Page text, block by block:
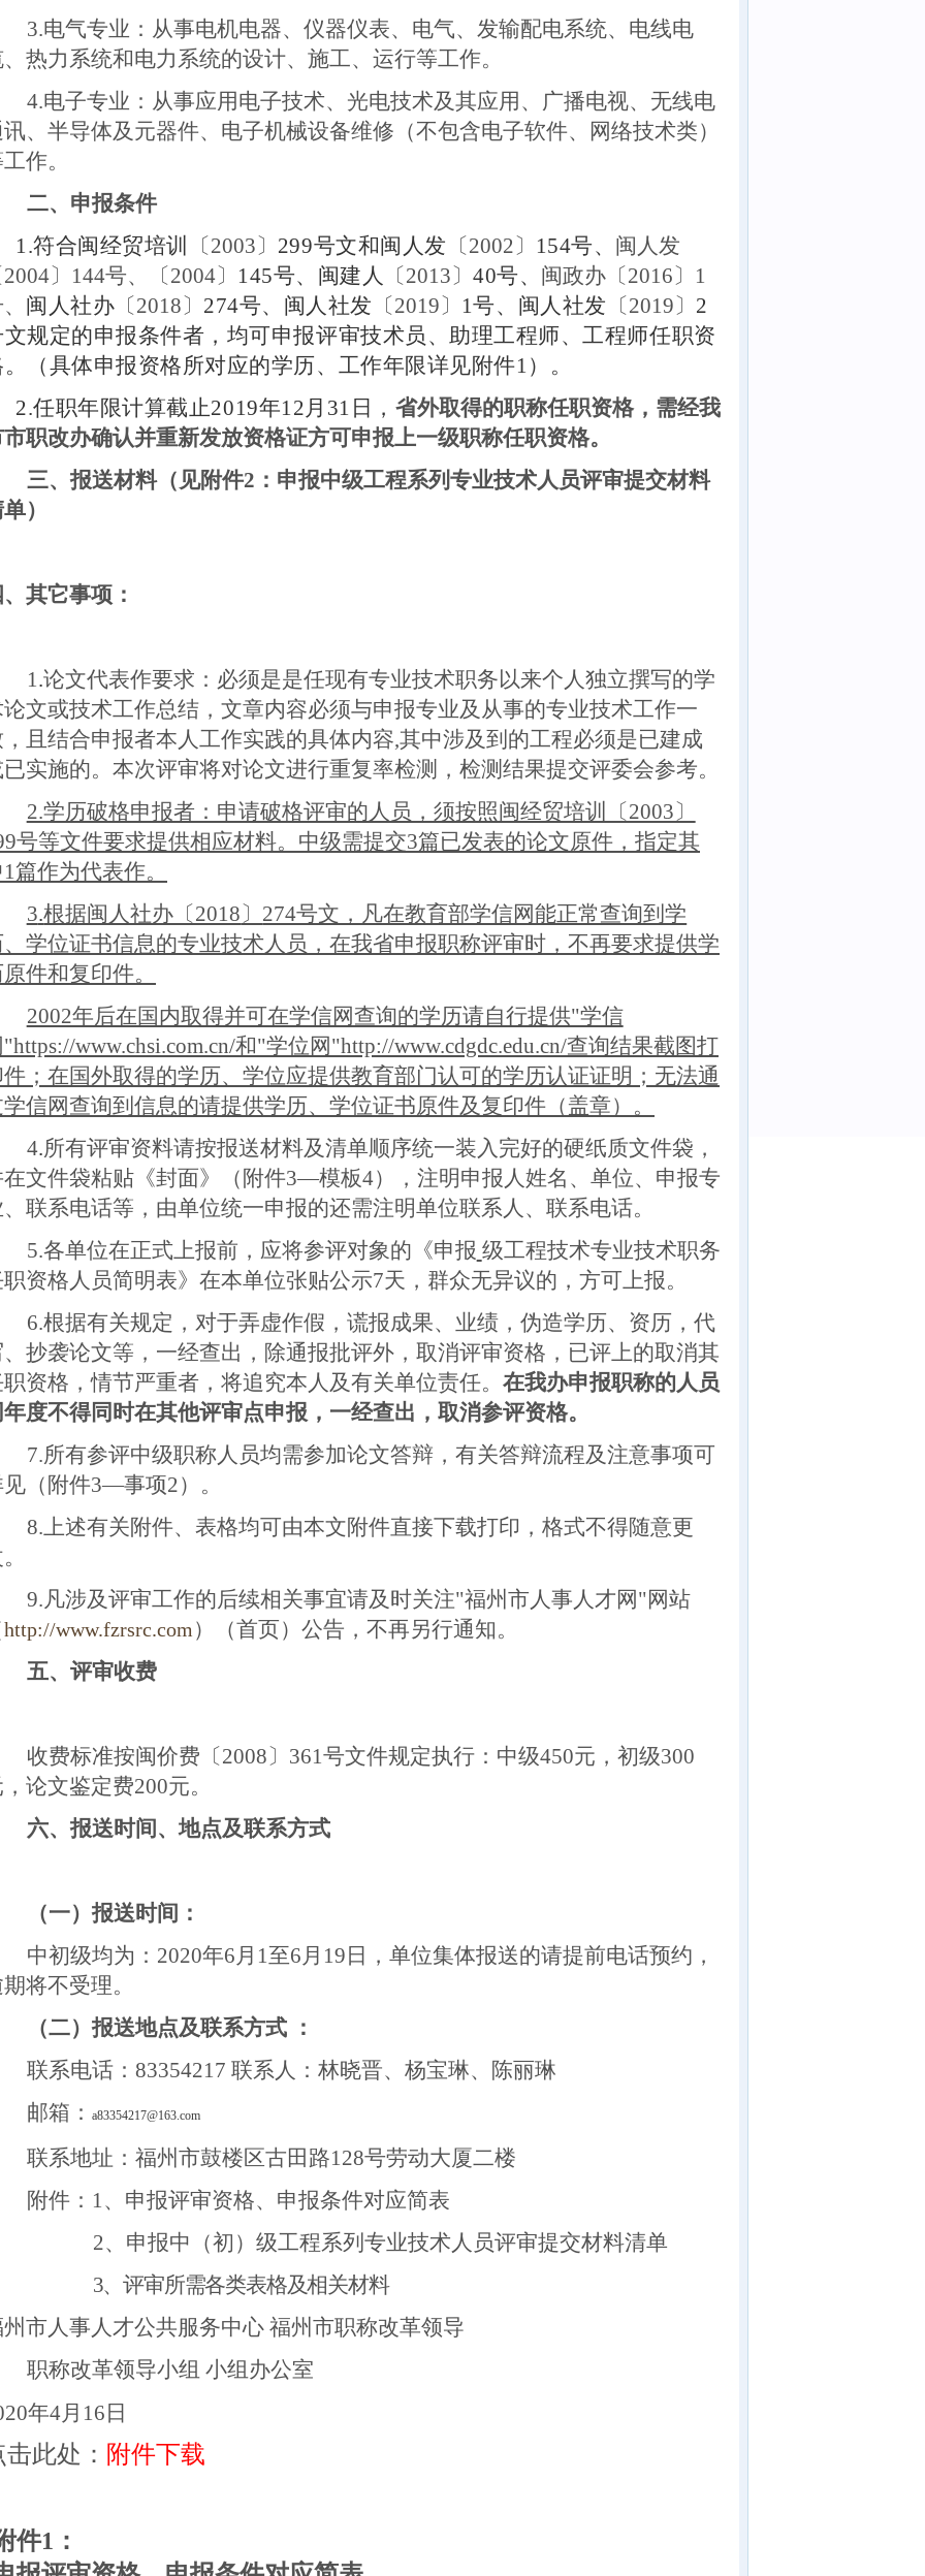
3.电气专业：从事电机电器、仪器仪表、电气、发输配电系统、电线电
热力系统和电力系统的设计、施工、运行等工作。
4.电子专业：从事应用电子技术、光电技术及其应用、广播电视、无线电
、半导体及元器件、电子机械设备维修（不包含电子软件、网络技术类）
作。
二、申报条件
1.符合闽经贸培训 〔2003〕 299号文和闽人发 〔2002〕 154号、 闽人发
〕144号、〔2004〕 145号、闽建人 〔2013〕40号、 闽政办〔2016〕1
闽人社办 〔2018〕 274号、闽人社发 〔2019〕 1号、闽人社发 〔2019〕 2
文规定的申报条件者，均可申报评审技术员、助理工程师、工程师任职资
（具体申报资格所对应的学历、工作年限详见附件1） 。
2.任职年限计算截止2019年12月31日， 省外取得的职称任职资格，需经我
职改办确认并重新发放资格证方可申报上一级职称任职资格。
三、报送材料（见附件2： 申报中级工程系列专业技术人员评审提交材料
）
、其它事项：
1.论文代表作要求：必须是是任现有专业技术职务以来个人独立撰写的学
文或技术工作总结，文章内容必须与申报专业及从事的专业技术工作一
且结合申报者本人工作实践的具体内容,其中涉及到的工程必须是已建成
实施的。本次评审将对论文进行重复率检测，检测结果提交评委会参考。
2.学历破格申报者：申请破格评审的人员，须按照闽经贸培训〔2003〕
号等文件要求提供相应材料。中级需提交3篇已发表的论文原件，指定其
篇作为代表作。
3.根据闽人社办〔2018〕 274号文，凡在教育部学信网能正常查询到学
学位证书信息的专业技术人员，在我省申报职称评审时，不再要求提供学
件和复印件。
2002年后在国内取得并可在学信网查询的学历请自行提供"学信
www.chsi.com.cn/和"学位网"http://www.cdgdc.edu.cn/查询结果截图打
；在国外取得的学历、学位应提供教育部门认可的学历认证证明；无法通
信网查询到信息的请提供学历、学位证书原件及复印件（盖章）。
4.所有评审资料请按报送材料及清单顺序统一装入完好的硬纸质文件袋，
文件袋粘贴《封面》（附件3—模板4），注明申报人姓名、单位、申报专
联系电话等，由单位统一申报的还需注明单位联系人、联系电话。
5.各单位在正式上报前，应将参评对象的《申报 级工程技术专业技术职务
资格人员简明表》在本单位张贴公示7天，群众无异议的，方可上报。
6.根据有关规定，对于弄虚作假，谎报成果、业绩，伪造学历、资历，代
抄袭论文等，一经查出，除通报批评外，取消评审资格，已评上的取消其
资格，情节严重者，将追究本人及有关单位责任。 在我办申报职称的人员
度不得同时在其他评审点申报，一经查出，取消参评资格。
7.所有参评中级职称人员均需参加论文答辩，有关答辩流程及注意事项可
（附件3—事项2）。
8.上述有关附件、表格均可由本文附件直接下载打印，格式不得随意更
9.凡涉及评审工作的后续相关事宜请及时关注"福州市人事人才网"网站
http://www.fzrsrc.com ）（首页）公告 ， 不再另行通知。
五、评审收费
收费标准按闽价费〔2008〕361号文件规定执行：中级450元 ， 初级300
论文鉴定费200元。
六、报送时间、地点及联系方式
（一）报送时间：
中初级均为：2020年6月1至6月19日 ，单位集体报送的请提前电话预约，
将不受理。
（二）报送地点及联系方式 ：
联系电话： 83354217 联系人： 林晓晋、杨宝琳、陈丽琳
邮箱：
a83354217@163.com
联系地址：福州市鼓楼区古田路128号劳动大厦二楼
附件：1、申报评审资格、申报条件对应简表
2、 申报中（初）级工程系列专业技术人员评审提交材料清单
3、评审所需各类表格及相关材料
市人事人才公共服务中心 福州市职称改革领导
职称改革领导小组 小组办公室
20年4月 16 日
击此处： 附件下载
件1：